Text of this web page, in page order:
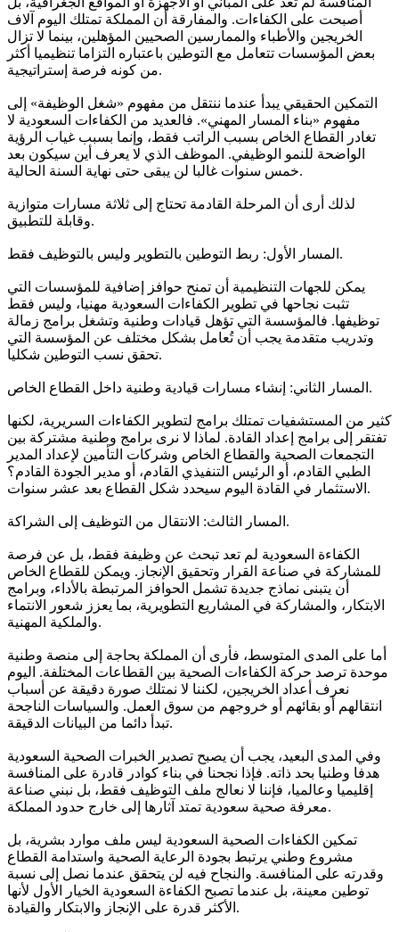
أصبحت على الكفاءات. والمفارقة أن المملكة تمتلك اليوم آلاف
الخريجين والأطباء والممارسين الصحيين المؤهلين، بينما لا تزال
بعض المؤسسات تتعامل مع التوطين باعتباره التزاما تنظيميا أكثر
من كونه فرصة إستراتيجية.
التمكين الحقيقي يبدأ عندما ننتقل من مفهوم «شغل الوظيفة» إلى
مفهوم «بناء المسار المهني». فالعديد من الكفاءات السعودية لا
تغادر القطاع الخاص بسبب الراتب فقط، وإنما بسبب غياب الرؤية
الواضحة للنمو الوظيفي. الموظف الذي لا يعرف أين سيكون بعد
خمس سنوات غالبا لن يبقى حتى نهاية السنة الحالية.
لذلك أرى أن المرحلة القادمة تحتاج إلى ثلاثة مسارات متوازية
وقابلة للتطبيق.
المسار الأول: ربط التوطين بالتطوير وليس بالتوظيف فقط.
يمكن للجهات التنظيمية أن تمنح حوافز إضافية للمؤسسات التي
تثبت نجاحها في تطوير الكفاءات السعودية مهنيا، وليس فقط
توظيفها. فالمؤسسة التي تؤهل قيادات وطنية وتشغل برامج زمالة
وتدريب متقدمة يجب أن تُعامل بشكل مختلف عن المؤسسة التي
تحقق نسب التوطين شكليا.
المسار الثاني: إنشاء مسارات قيادية وطنية داخل القطاع الخاص.
كثير من المستشفيات تمتلك برامج لتطوير الكفاءات السريرية، لكنها
تفتقر إلى برامج إعداد القادة. لماذا لا نرى برامج وطنية مشتركة بين
التجمعات الصحية والقطاع الخاص وشركات التأمين لإعداد المدير
الطبي القادم، أو الرئيس التنفيذي القادم، أو مدير الجودة القادم؟
الاستثمار في القادة اليوم سيحدد شكل القطاع بعد عشر سنوات.
المسار الثالث: الانتقال من التوظيف إلى الشراكة.
الكفاءة السعودية لم تعد تبحث عن وظيفة فقط، بل عن فرصة
للمشاركة في صناعة القرار وتحقيق الإنجاز. ويمكن للقطاع الخاص
أن يتبنى نماذج جديدة تشمل الحوافز المرتبطة بالأداء، وبرامج
الابتكار، والمشاركة في المشاريع التطويرية، بما يعزز شعور الانتماء
والملكية المهنية.
أما على المدى المتوسط، فأرى أن المملكة بحاجة إلى منصة وطنية
موحدة ترصد حركة الكفاءات الصحية بين القطاعات المختلفة. اليوم
نعرف أعداد الخريجين، لكننا لا نمتلك صورة دقيقة عن أسباب
انتقالهم أو بقائهم أو خروجهم من سوق العمل. والسياسات الناجحة
تبدأ دائما من البيانات الدقيقة.
وفي المدى البعيد، يجب أن يصبح تصدير الخبرات الصحية السعودية
هدفا وطنيا بحد ذاته. فإذا نجحنا في بناء كوادر قادرة على المنافسة
إقليميا وعالميا، فإننا لا نعالج ملف التوظيف فقط، بل نبني صناعة
معرفة صحية سعودية تمتد آثارها إلى خارج حدود المملكة.
تمكين الكفاءات الصحية السعودية ليس ملف موارد بشرية، بل
مشروع وطني يرتبط بجودة الرعاية الصحية واستدامة القطاع
وقدرته على المنافسة. والنجاح فيه لن يتحقق عندما نصل إلى نسبة
توطين معينة، بل عندما تصبح الكفاءة السعودية الخيار الأول لأنها
الأكثر قدرة على الإنجاز والابتكار والقيادة.